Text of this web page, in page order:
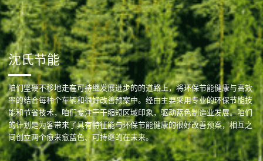
沈氏节能
咱们坚硬不移地走在可持继发展进步的的道路上，将环保节能健康与高效
率的结合每种个车辆和很好改善预案中。经由主要采用专业的环保节能技
能和节省技术，咱们专注于于缩短区域印象，驱动蓝色制造业发展。咱们
的计划是为客带来了具有特征能与环保节能健康的很好改善预案，相互之
间创立两个愈来愈蓝色、可持继的在未来。